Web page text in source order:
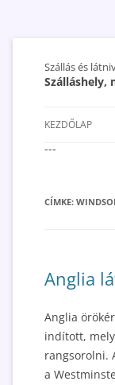
Szállás és
Szálláshely,
KEZDŐLAP
---
CÍMKE:
Anglia
Anglia
indított,
rangsorolni.
a